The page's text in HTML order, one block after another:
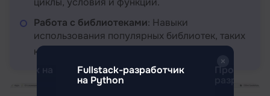
Работа с библиотеками: Навыки
использования популярных библиотек, таких
как
Fullstack-разработчик
на Python